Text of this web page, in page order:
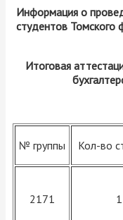
Информация о
студентов Томского
Итоговая
№ группы Кол-во
2171